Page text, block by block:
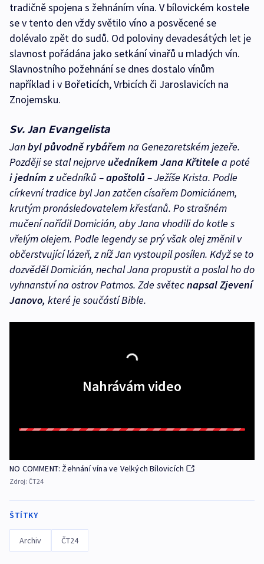
tradičně spojena s žehnáním vína. V bílovickém kostele
se v tento den vždy světilo víno a posvěcené se
dolévalo zpět do sudů. Od poloviny devadesátých let je
slavnost pořádána jako setkání vinařů u mladých vín.
Slavnostního požehnání se dnes dostalo vínům
například i v Bořeticích, Vrbicích či Jaroslavicích na
Znojemsku.
Sv. Jan Evangelista
Janbyl původně rybářem na Genezaretském jezeře.
Později se stal nejprve učedníkem Jana Křtitelea poté
i jedním z učedníků –apoštolů– Ježíše Krista. Podle
církevní tradice byl Jan zatčen císařem Domiciánem,
krutým pronásledovatelem křesťanů. Po strašném
mučení nařídil Domicián, aby Jana vhodili do kotle s
vřelým olejem. Podle legendy se prý však olej změnil v
občerstvující lázeň, z níž Jan vystoupil posílen. Když se to
dozvěděl Domicián, nechal Jana propustit a poslal ho do
vyhnanství na ostrov Patmos. Zde světecnapsal Zjevení
Janovo, které je součástí Bible.
Nahrávám video
NO COMMENT: Žehnání vína ve Velkých Bílovicích
Zdroj: ČT24
ŠTÍTKY
Archiv ČT24